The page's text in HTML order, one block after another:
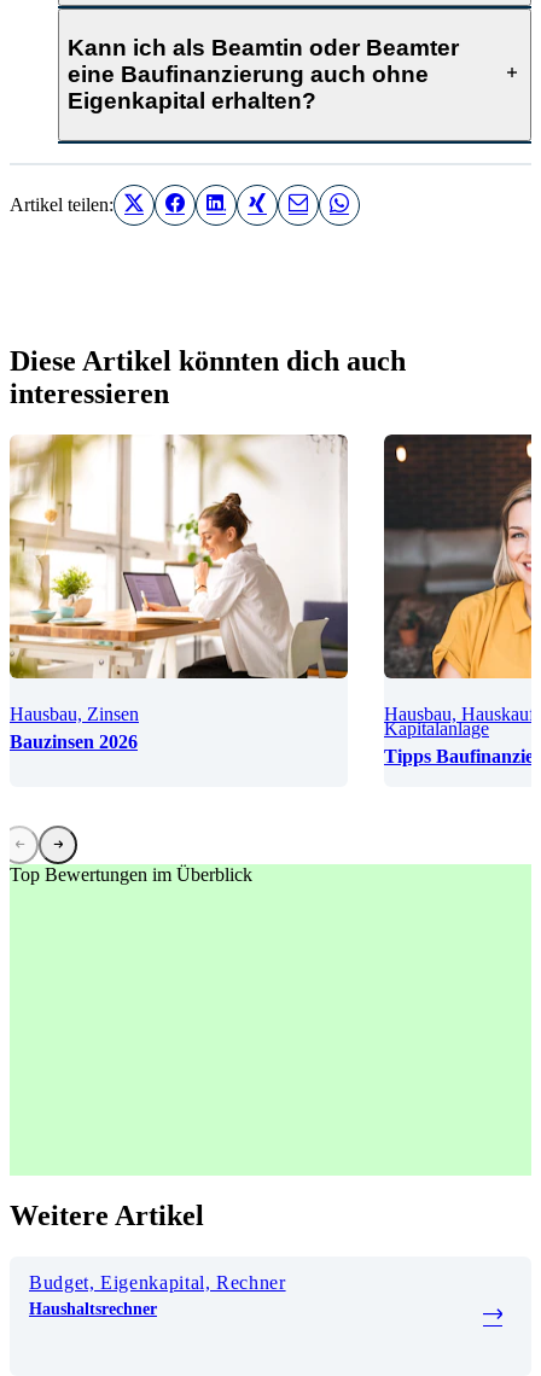
Kann ich als Beamtin oder Beamter
eine Baufinanzierung auch ohne
Eigenkapital erhalten?
Artikel teilen:
Diese Artikel könnten dich auch
interessieren
Hausbau, Zinsen
Bauzinsen 2026
Hausbau,
Kapitalanlage
Tipps
Top Bewertungen im Überblick
Weitere Artikel
Budget, Eigenkapital, Rechner
Haushaltsrechner